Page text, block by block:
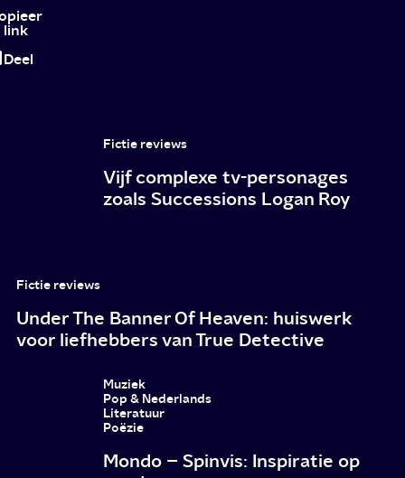
El
Patrón
de
link
Deel
Fictie reviews
Vijf complexe tv-personages
zoals Successions Logan Roy
Fictie reviews
Under The Banner Of Heaven: huiswerk
voor liefhebbers van True Detective
Muziek
Pop & Nederlands
Literatuur
Poëzie
Mondo – Spinvis: Inspiratie op